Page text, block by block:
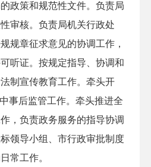
政策和规范性文件。负责局
审核。负责局机关行政处
规章征求意见的协调工作，
听证。按规定指导、协调和
制宣传教育工作。牵头开
事后监管工作。牵头推进全
，负责政务服务的指导协调
领导小组、市行政审批制度
常工作。